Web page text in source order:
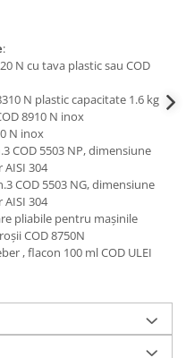
:
N cu tava plastic sau COD
N plastic capacitate 1.6 kg
8910 N inox
N inox
COD 5503 NP, dimensiune
304
COD 5503 NG, dimensiune
304
pliabile pentru mașinile
COD 8750N
, flacon 100 ml COD ULEI